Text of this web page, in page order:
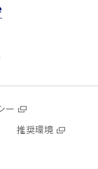
ー
推奨環境